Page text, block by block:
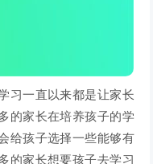
习一直以来都是让家长
的家长在培养孩子的学
给孩子选择一些能够有
的家长想要孩子去学习